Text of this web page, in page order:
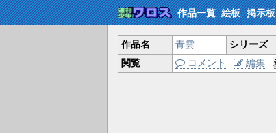
作品一覧 絵板 掲示板
作品名 青雲 シリーズ
閲覧
コメント 編集